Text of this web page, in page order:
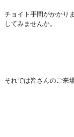
チョイト手間がかかり
してみませんか。
それでは皆さんのご来